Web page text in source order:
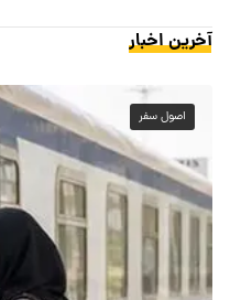
آخرین اخبار
اصول سفر